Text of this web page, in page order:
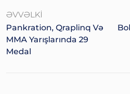
ƏVVƏLKI
Pankration, Qraplinq Və
MMA Yarışlarında 29
Medal